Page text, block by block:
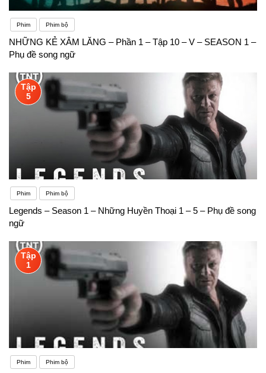
Phim Phim bộ
NHỮNG KẺ XÂM LĂNG – Phần 1 – Tập 10 – V – SEASON 1 –
Phụ đề song ngữ
Tập
5
Phim Phim bộ
Legends – Season 1 – Những Huyền Thoại 1 – 5 – Phụ đề song
ngữ
Tập
1
Phim Phim bộ